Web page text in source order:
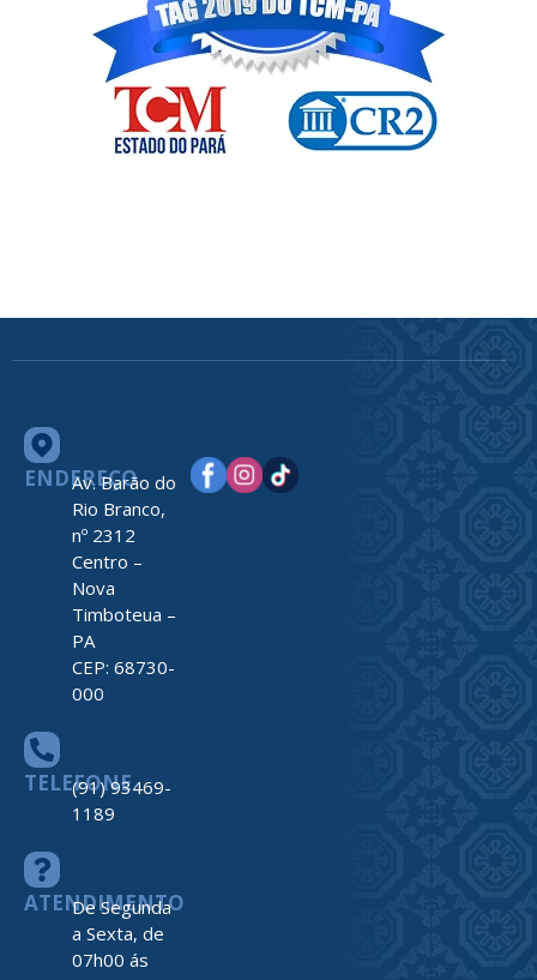
ENDEREÇO
Av. Barão do
Rio Branco,
nº 2312
Centro –
Nova
Timboteua –
PA
CEP: 68730-
000
TELEFONE
(91) 93469-
1189
ATENDIMENTO
De Segunda
a Sexta, de
07h00 ás